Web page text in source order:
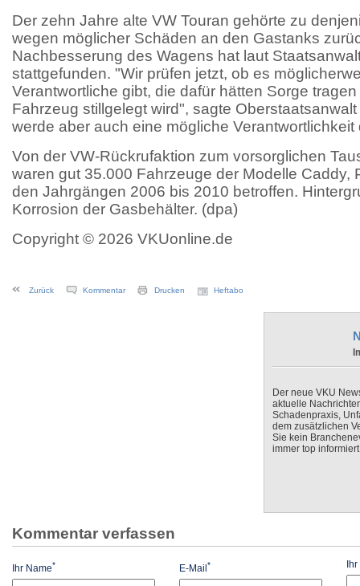
Der zehn Jahre alte VW Touran gehörte zu
wegen möglicher Schäden an den Gastanks
Nachbesserung des Wagens hat laut
stattgefunden. "Wir prüfen jetzt, ob es
Verantwortliche gibt, die dafür hätten Sorge
Fahrzeug stillgelegt wird", sagte
werde aber auch eine mögliche
Von der VW-Rückrufaktion zum vorsorglichen
waren gut 35.000 Fahrzeuge der Modelle Caddy,
den Jahrgängen 2006 bis 2010 betroffen.
Korrosion der Gasbehälter. (dpa)
Copyright © 2026 VKUonline.de
Zurück Kommentar Drucken Heftabo
Der neue VKU
aktuelle
Schadenpraxis,
dem zusätzlichen
Sie kein
immer top
Kommentar verfassen
Ihr Name* E-Mail *